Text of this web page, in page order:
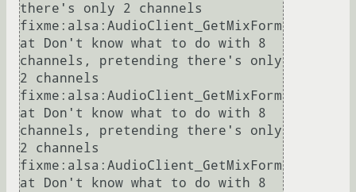
there's only 2 channels
fixme:alsa:AudioClient_GetMixForm
at Don't know what to do with 8
channels, pretending there's only
2 channels
fixme:alsa:AudioClient_GetMixForm
at Don't know what to do with 8
channels, pretending there's only
2 channels
fixme:alsa:AudioClient_GetMixForm
at Don't know what to do with 8